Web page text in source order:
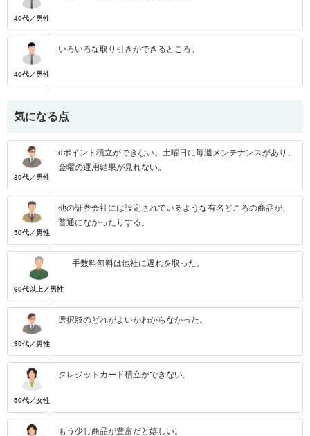
40代／男性
40代／男性
いろいろな取り引きができるところ。
気になる点
30代／男性
dポイント積立ができない。土曜日に毎週メンテナンスがあり、
金曜の運用結果が見れない。
50代／男性
他の証券会社には設定されているような有名どころの商品が、
普通になかったりする。
60代以上／男性
手数料無料は他社に遅れを取った。
30代／男性
選択肢のどれがよいかわからなかった。
50代／女性
クレジットカード積立ができない。
もう少し商品が豊富だと嬉しい。